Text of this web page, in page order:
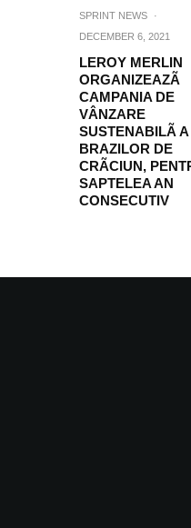
SPRINT NEWS
·
DECEMBER 6, 2021
LEROY MERLIN
ORGANIZEAZÃ
CAMPANIA DE
VÂNZARE
SUSTENABILÃ A
BRAZILOR DE
CRÃCIUN,
SAPTELEA AN
CONSECUTIV